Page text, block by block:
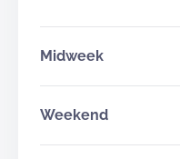
Midweek
Weekend